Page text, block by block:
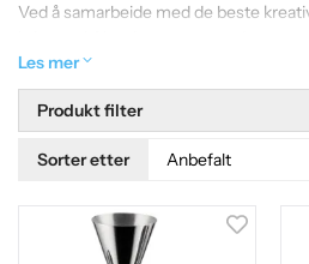
Ved å samarbeide med de beste
designkultur inn i folks hjem.
Les mer
Produkt filter
Sorter etter